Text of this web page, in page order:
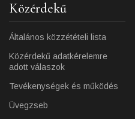
Közérdekű
Általános közzétételi lista
Közérdekű adatkérelemre
adott válaszok
Tevékenységek és működés
Üvegzseb